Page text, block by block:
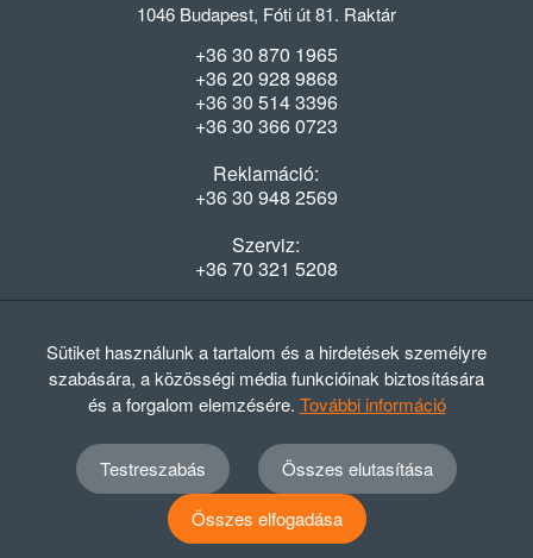
1046 Budapest, Fóti út 81. Raktár
+36 30 870 1965
+36 20 928 9868
+36 30 514 3396
+36 30 366 0723
Reklamáció:
+36 30 948 2569
Szerviz:
+36 70 321 5208
Hétfő-Péntek: 08:00-16:30
© 2012 - 2024 GASZTRΩMEGA Kft.
Adatvédelmi szabályzat
ÁSZF
Elállási nyilatkozat
Elállási tájékoztató
Sütiket használunk a tartalom és a hirdetések személyre
szabására, a közösségi média funkcióinak biztosítására
és a forgalom elemzésére. További információ
Testreszabás
Összes elutasítása
Összes elfogadása
TERMÉKEK SZŰRÉSE